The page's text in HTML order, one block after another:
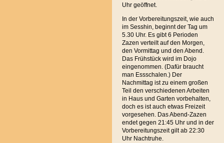
Uhr geöffnet.
In der Vorbereitungszeit, wie auch
im Sesshin, beginnt der Tag um
5.30 Uhr. Es gibt 6 Perioden
Zazen verteilt auf den Morgen,
den Vormittag und den Abend.
Das Frühstück wird im Dojo
eingenommen. (Dafür braucht
man Essschalen.) Der
Nachmittag ist zu einem großen
Teil den verschiedenen Arbeiten
in Haus und Garten vorbehalten,
doch es ist auch etwas Freizeit
vorgesehen. Das Abend-Zazen
endet gegen 21:45 Uhr und in der
Vorbereitungszeit gilt ab 22:30
Uhr Nachtruhe.